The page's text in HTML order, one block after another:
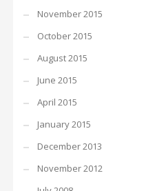
November 2015
October 2015
August 2015
June 2015
April 2015
January 2015
December 2013
November 2012